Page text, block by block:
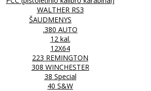
WALTHER RS3
ŠAUDMENYS
.380 AUTO
12 kal.
12X64
223 REMINGTON
308 WINCHESTER
38 Special
40 S&W